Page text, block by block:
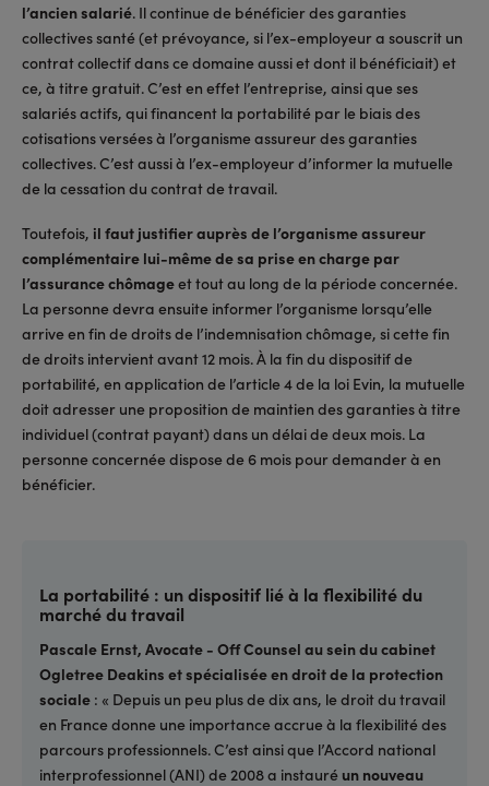
l’ancien salarié. Il continue de bénéficier des garanties
collectives santé (et prévoyance, si l’ex-employeur a souscrit un
contrat collectif dans ce domaine aussi et dont il bénéficiait) et
ce, à titre gratuit. C’est en effet l’entreprise, ainsi que ses
salariés actifs, qui financent la portabilité par le biais des
cotisations versées à l’organisme assureur des garanties
collectives. C’est aussi à l’ex-employeur d’informer la mutuelle
de la cessation du contrat de travail.
Toutefois, il faut justifier auprès de l’organisme assureur
complémentaire lui-même de sa prise en charge par
l’assurance chômageet tout au long de la période concernée.
La personne devra ensuite informer l’organisme lorsqu’elle
arrive en fin de droits de l’indemnisation chômage, si cette fin
de droits intervient avant 12 mois. À la fin du dispositif de
portabilité, en application de l’article 4 de la loi Evin, la mutuelle
doit adresser une proposition de maintien des garanties à titre
individuel (contrat payant) dans un délai de deux mois. La
personne concernée dispose de 6 mois pour demander à en
bénéficier.
La portabilité : un dispositif lié à la flexibilité du
marché du travail
Pascale Ernst, Avocate - Off Counsel au sein du cabinet
Ogletree Deakins et spécialisée en droit de la protection
sociale : « Depuis un peu plus de dix ans, le droit du travail
en France donne une importance accrue à la flexibilité des
parcours professionnels. C’est ainsi que l’Accord national
interprofessionnel (ANI) de 2008 a instauré un nouveau